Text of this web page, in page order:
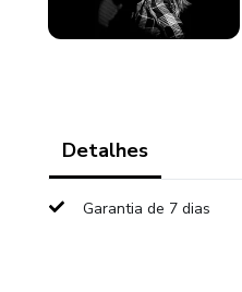
Detalhes
Garantia de 7 dias